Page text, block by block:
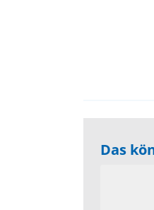
Das